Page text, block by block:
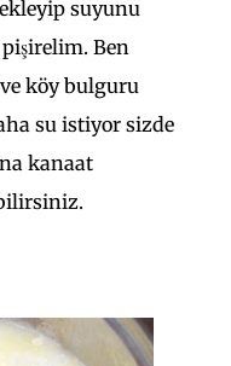
suyunu
pişirelim. Ben
köy bulguru
su istiyor sizde
kanaat